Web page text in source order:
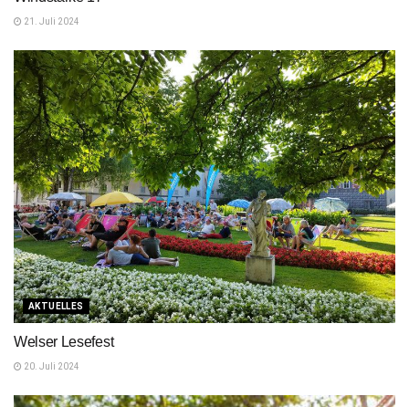
21. Juli 2024
AKTUELLES
Welser Lesefest
20. Juli 2024